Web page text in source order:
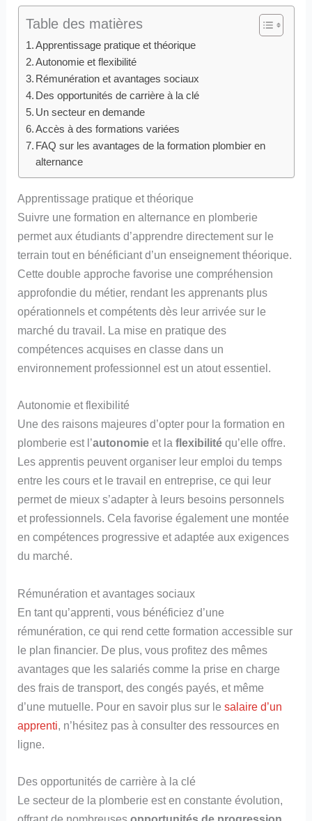
Table des matières
Apprentissage pratique et théorique
Autonomie et flexibilité
Rémunération et avantages sociaux
Des opportunités de carrière à la clé
Un secteur en demande
Accès à des formations variées
FAQ sur les avantages de la formation plombier en
alternance
Apprentissage pratique et théorique
Suivre une formation en alternance en plomberie
permet aux étudiants d’apprendre directement sur le
terrain tout en bénéficiant d’un enseignement théorique.
Cette double approche favorise une compréhension
approfondie du métier, rendant les apprenants plus
opérationnels et compétents dès leur arrivée sur le
marché du travail. La mise en pratique des
compétences acquises en classe dans un
environnement professionnel est un atout essentiel.
Autonomie et flexibilité
Une des raisons majeures d’opter pour la formation en
plomberie est l’autonomie et laflexibilité qu’elle offre.
Les apprentis peuvent organiser leur emploi du temps
entre les cours et le travail en entreprise, ce qui leur
permet de mieux s’adapter à leurs besoins personnels
et professionnels. Cela favorise également une montée
en compétences progressive et adaptée aux exigences
du marché.
Rémunération et avantages sociaux
En tant qu’apprenti, vous bénéficiez d’une
rémunération, ce qui rend cette formation accessible sur
le plan financier. De plus, vous profitez des mêmes
avantages que les salariés comme la prise en charge
des frais de transport, des congés payés, et même
d’une mutuelle. Pour en savoir plus sur lesalaire d’un
apprenti , n’hésitez pas à consulter des ressources en
ligne.
Des opportunités de carrière à la clé
Le secteur de la plomberie est en constante évolution,